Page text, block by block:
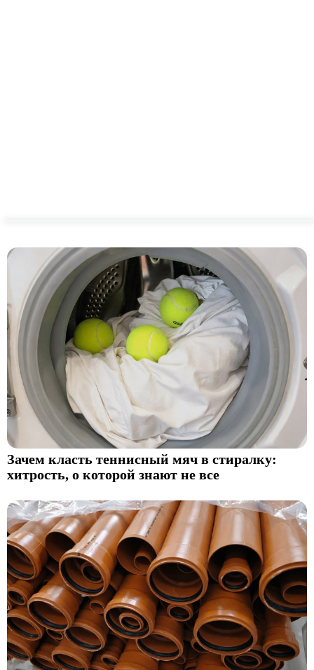
Зачем класть теннисный мяч в стиралку:
хитрость, о которой знают не все